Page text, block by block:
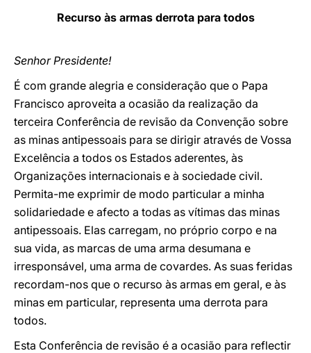
Recurso às armas derrota para todos
Senhor Presidente!
É com grande alegria e consideração que o Papa
Francisco aproveita a ocasião da realização da
terceira Conferência de revisão da Convenção sobre
as minas antipessoais para se dirigir através de Vossa
Excelência a todos os Estados aderentes, às
Organizações internacionais e à sociedade civil.
Permita-me exprimir de modo particular a minha
solidariedade e afecto a todas as vítimas das minas
antipessoais. Elas carregam, no próprio corpo e na
sua vida, as marcas de uma arma desumana e
irresponsável, uma arma de covardes. As suas feridas
recordam-nos que o recurso às armas em geral, e às
minas em particular, representa uma derrota para
todos.
Esta Conferência de revisão é a ocasião para reflectir